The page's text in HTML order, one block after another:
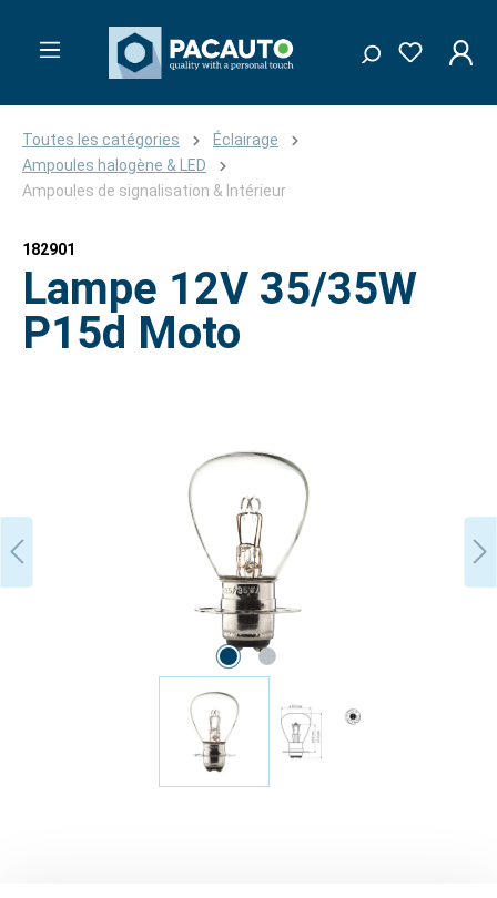
Toutes les catégories
Éclairage
Ampoules halogène & LED
Ampoules de signalisation & Intérieur
182901
Lampe 12V 35/35W
P15d Moto